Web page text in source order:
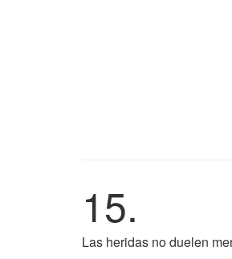
15.
Las heridas no duelen